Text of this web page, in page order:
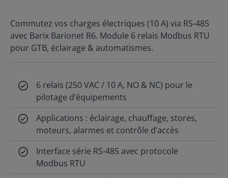
Commutez vos charges électriques (10 A) via RS-485
avec Barix Barionet R6. Module 6 relais Modbus RTU
pour GTB, éclairage & automatismes.
6 relais (250 VAC / 10 A, NO & NC) pour le
pilotage d’équipements
Applications : éclairage, chauffage, stores,
moteurs, alarmes et contrôle d’accès
Interface série RS-485 avec protocole
Modbus RTU